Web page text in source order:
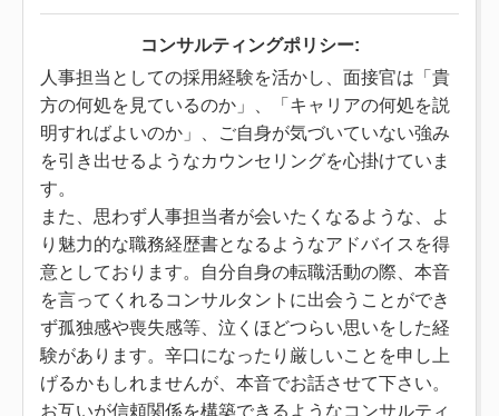
コンサルティングポリシー:
人事担当としての採用経験を活かし、面接官は「貴
方の何処を見ているのか」、「キャリアの何処を説
明すればよいのか」、ご自身が気づいていない強み
を引き出せるようなカウンセリングを心掛けていま
す。
また、思わず人事担当者が会いたくなるような、よ
り魅力的な職務経歴書となるようなアドバイスを得
意としております。自分自身の転職活動の際、本音
を言ってくれるコンサルタントに出会うことができ
ず孤独感や喪失感等、泣くほどつらい思いをした経
験があります。辛口になったり厳しいことを申し上
げるかもしれませんが、本音でお話させて下さい。
お互いが信頼関係を構築できるようなコンサルティ